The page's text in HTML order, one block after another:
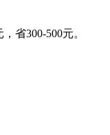
省300-500元。